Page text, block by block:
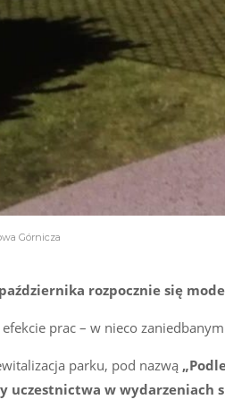
Górnicza
rozpocznie się
efekcie prac – w nieco
parku, pod nazwą
uczestnictwa w